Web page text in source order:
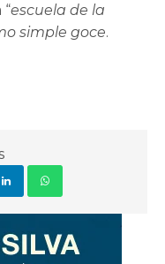
escuela de la
simple goce.